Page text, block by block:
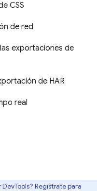
CSS
de red
exportaciones de
de HAR
real
Regístrate para